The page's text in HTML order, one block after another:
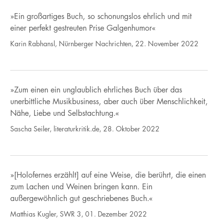
»Ein großartiges Buch, so schonungslos ehrlich und mit
einer perfekt gestreuten Prise Galgenhumor«
Karin Rabhansl, Nürnberger Nachrichten, 22. November 2022
»Zum einen ein unglaublich ehrliches Buch über das
unerbittliche Musikbusiness, aber auch über Menschlichkeit,
Nähe, Liebe und Selbstachtung.«
Sascha Seiler, literaturkritik.de, 28. Oktober 2022
»[Holofernes erzählt] auf eine Weise, die berührt, die einen
zum Lachen und Weinen bringen kann. Ein
außergewöhnlich gut geschriebenes Buch.«
Matthias Kugler, SWR 3, 01. Dezember 2022